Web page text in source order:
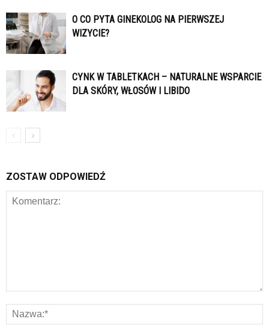
O CO PYTA GINEKOLOG NA PIERWSZEJ
WIZYCIE?
CYNK W TABLETKACH – NATURALNE WSPARCIE
DLA SKÓRY, WŁOSÓW I LIBIDO
ZOSTAW ODPOWIEDŹ